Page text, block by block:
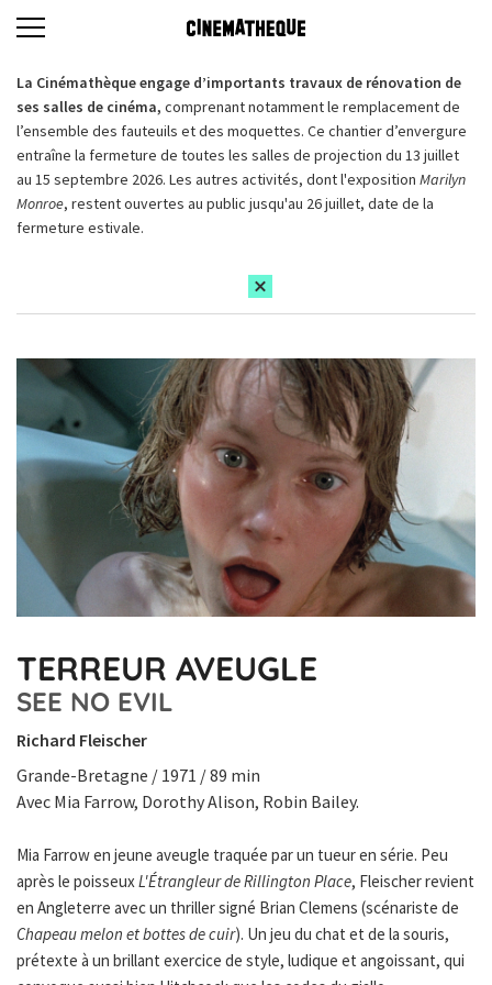
La Cinémathèque engage d’importants travaux de rénovation de
ses salles de cinéma, comprenant notamment le remplacement de
l’ensemble des fauteuils et des moquettes. Ce chantier d’envergure
entraîne la fermeture de toutes les salles de projection du 13 juillet
au 15 septembre 2026. Les autres activités, dont l'exposition Marilyn
Monroe, restent ouvertes au public jusqu'au 26 juillet, date de la
fermeture estivale.
TERREUR AVEUGLE
SEE NO EVIL
Richard Fleischer
Grande-Bretagne / 1971 / 89 min
Avec Mia Farrow, Dorothy Alison, Robin Bailey.
Mia Farrow en jeune aveugle traquée par un tueur en série. Peu
après le poisseuxL'Étrangleur de Rillington Place, Fleischer revient
en Angleterre avec un thriller signé Brian Clemens (scénariste de
Chapeau melon et bottes de cuir). Un jeu du chat et de la souris,
prétexte à un brillant exercice de style, ludique et angoissant, qui